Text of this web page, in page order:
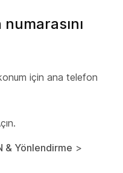
için ana telefon
& Yönlendirme >